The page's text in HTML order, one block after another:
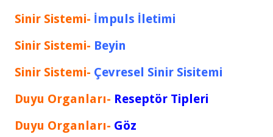
Sinir Sistemi- İmpuls İletimi
Sinir Sistemi- Beyin
Sinir Sistemi- Çevresel Sinir Sisitemi
Duyu Organları- Reseptör Tipleri
Duyu Organları- Göz